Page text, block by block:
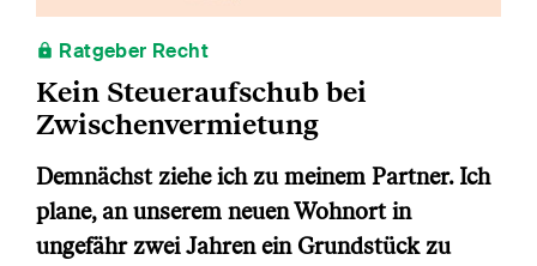
Ratgeber Recht
Kein Steueraufschub bei
Zwischenvermietung
Demnächst ziehe ich zu meinem Partner. Ich
plane, an unserem neuen Wohnort in
ungefähr zwei Jahren ein Grundstück zu